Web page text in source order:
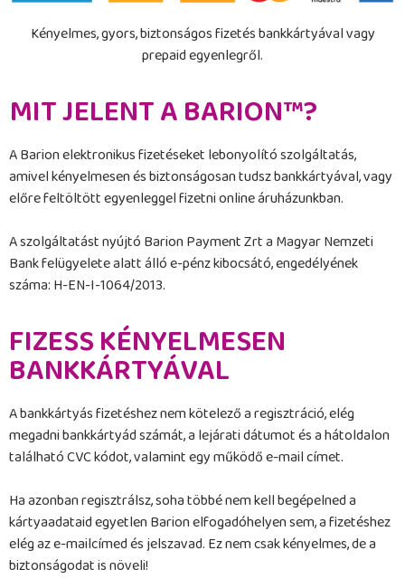
Kényelmes, gyors, biztonságos fizetés bankkártyával vagy
prepaid egyenlegről.
MIT JELENT A BARION™?
A Barion elektronikus fizetéseket lebonyolító szolgáltatás,
amivel kényelmesen és biztonságosan tudsz bankkártyával, vagy
előre feltöltött egyenleggel fizetni online áruházunkban.
A szolgáltatást nyújtó Barion Payment Zrt a Magyar Nemzeti
Bank felügyelete alatt álló e-pénz kibocsátó, engedélyének
száma: H-EN-I-1064/2013.
FIZESS KÉNYELMESEN
BANKKÁRTYÁVAL
A bankkártyás fizetéshez nem kötelező a regisztráció, elég
megadni bankkártyád számát, a lejárati dátumot és a hátoldalon
található CVC kódot, valamint egy működő e-mail címet.
Ha azonban regisztrálsz, soha többé nem kell begépelned a
kártyaadataid egyetlen Barion elfogadóhelyen sem, a fizetéshez
elég az e-mailcímed és jelszavad. Ez nem csak kényelmes, de a
biztonságodat is növeli!